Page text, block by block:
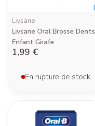
Livsane
Livsane Oral Brosse Dents
Enfant Girafe
1,99 €
En rupture de stock